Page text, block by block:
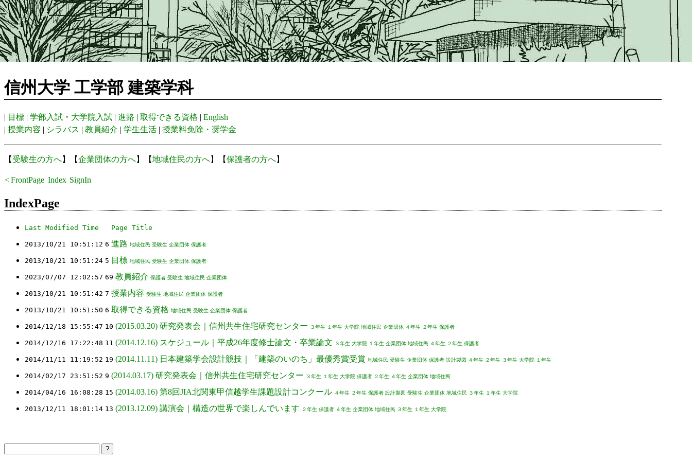
信州大学 工学部 建築学科
| 目標 | 学部入試 ・ 大学院入試 | 進路 | 取得できる資格 | English
| 授業内容 | シラバス | 教員紹介 | 学生生活 | 授業料免除・奨学金
【 受験生の方へ】【企業団体の方へ】【地域住民の方へ】【保護者の方へ】
<FrontPage Index SignIn
IndexPage
Last Modified Time Page Title
2013/10/21 10:51:12 6 進路 地域住民 受験生 企業団体 保護者
2013/10/21 10:51:24 5 目標 地域住民 受験生 企業団体 保護者
2023/07/07 12:02:57 69 教員紹介 保護者 受験生 地域住民 企業団体
2013/10/21 10:51:42 7 授業内容 受験生 地域住民 企業団体 保護者
2013/10/21 10:51:50 6 取得できる資格 地域住民 受験生 企業団体 保護者
2014/12/18 15:55:47 10 (2015.03.20) 研究発表会｜信州共生住宅研究センター ３年生 １年生 大学院 地域住民 企業団体 ４年生 ２年生 保護者
2014/12/16 17:22:48 11 (2014.12.16) スケジュール｜平成26年度修士論文・卒業論文 ３年生 大学院 １年生 企業団体 地域住民 ４年生 ２年生 保護者
2014/11/11 11:19:52 19 (2014.11.11) 日本建築学会設計競技｜「建築のいのち」最優秀賞受賞 地域住民 受験生 企業団体 保護者 設計製図 ４年生 ２年生 ３年生 大学院 １年生
2014/02/17 23:51:52 9 (2014.03.17) 研究発表会｜信州共生住宅研究センター ３年生 １年生 大学院 保護者 ２年生 ４年生 企業団体 地域住民
2014/04/16 16:08:28 15 (2014.03.16) 第8回JIA北関東甲信越学生課題設計コンクール ４年生 ２年生 保護者 設計製図 受験生 企業団体 地域住民 ３年生 １年生 大学院
2013/12/11 18:01:14 13 (2013.12.09) 講演会｜構造の世界で楽しんでいます ２年生 保護者 ４年生 企業団体 地域住民 ３年生 １年生 大学院